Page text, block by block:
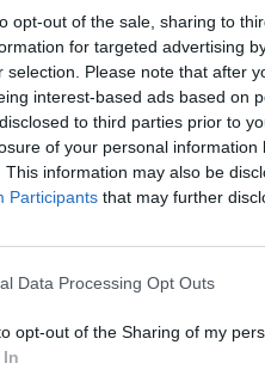
opt-out of the sale, sharing to
for targeted advertising
selection. Please note that after
interest-based ads based on
to third parties prior to
of your personal information
This information may also be
Participants that may further
Data Processing Opt Outs
opt-out of the Sharing of my
Reviews
Unboxing.
Honest, direct, and hands-on.
the latest tech so you know
Subscribe to Channel
Swipe Reviews